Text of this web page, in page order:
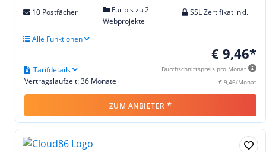
10 Postfächer
Für bis zu 2
Webprojekte
SSL Zertifikat inkl.
Alle Funktionen
€ 9,46*
Durchschnittspreis pro Monat
€ 9,46/Monat
Vertragslaufzeit: 36 Monate
Tarifdetails
ZUM ANBIETER *